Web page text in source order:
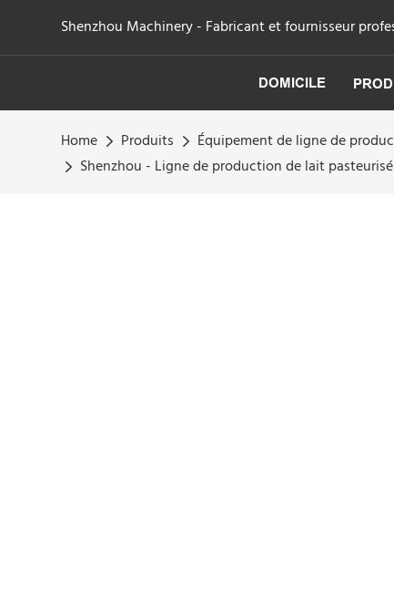
Shenzhou Machinery - Fabricant et fournisseur
DOMICILE
Home Produits
Équipement de ligne de
Shenzhou - Ligne de production de lait